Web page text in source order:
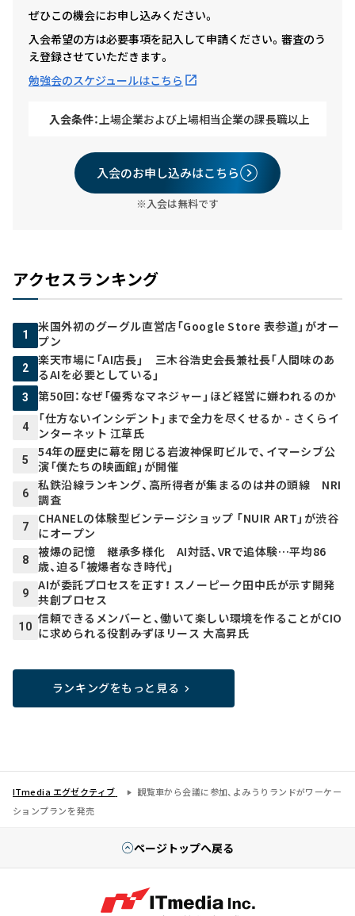
ぜひこの機会にお申し込みください。
入会希望の方は必要事項を記入して申請ください。審査のう
え登録させていただきます。
勉強会のスケジュールはこちら
入会条件： 上場企業および上場相当企業の課長職以上
入会のお申し込みはこちら
※入会は無料です
アクセスランキング
1
米国外初のグーグル直営店「Google Store 表参道」がオー
プン
2
楽天市場に「AI店長」 三木谷浩史会長兼社長「人間味のあ
るAIを必要としている」
3 第50回：なぜ「優秀なマネジャー」ほど経営に嫌われるのか
4
「仕方ないインシデント」まで全力を尽くせるか - さくらイ
ンターネット 江草氏
5
54年の歴史に幕を閉じる岩波神保町ビルで、イマーシブ公
演「僕たちの映画館」が開催
6
私鉄沿線ランキング、高所得者が集まるのは井の頭線 NRI
調査
7
CHANELの体験型ビンテージショップ 「NUIR ART」が渋谷
にオープン
8
被爆の記憶 継承多様化 AI対話、VRで追体験…平均86
歳、迫る「被爆者なき時代」
9
AIが委託プロセスを正す！ スノーピーク田中氏が示す開発
共創プロセス
10
信頼できるメンバーと、働いて楽しい環境を作ることがCIO
に求められる役割――みずほリース 大高昇氏
ランキングをもっと見る
ITmedia エグゼクティブ
観覧車から会議に参加、よみうりランドがワーケー
ションプランを発売
ページトップへ戻る